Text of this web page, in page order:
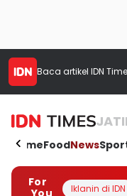
Baca artikel IDN
HomeFoodNews
For
You
Iklanin di IDN